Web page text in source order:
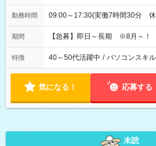
勤務時間 09:00～17:30(実働7時間30分
期間 【急募】即日～長期 ※8月～！
特徴 40～50代活躍中 / パソコンスキ
気になる！ 応募する
未読